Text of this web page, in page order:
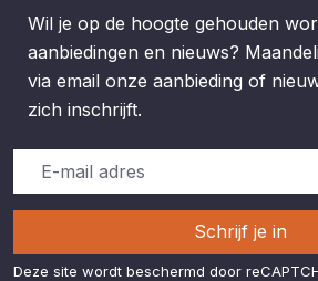
Wil je op de hoogte gehouden
aanbiedingen en nieuws?
via email onze aanbieding of
zich inschrijft.
Schrijf je in
Deze site wordt beschermd door